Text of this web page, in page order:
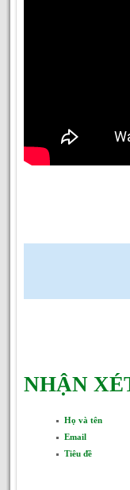
NHẬN
Họ và tên
Email
Tiêu đề